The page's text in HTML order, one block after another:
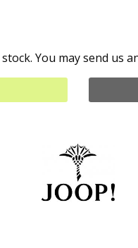
You may send us